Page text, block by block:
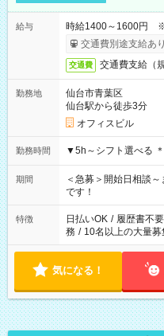
給与
時給1400～1600円
交通費別途支給あり
交通費 交通費支給（
勤務地
仙台市青葉区
仙台駅から徒歩3分
オフィスビル
勤務時間
期間
＜急募＞開始日相談
です！
特徴 日払いOK / 履歴書不要
務 / 10名以上の大量募
気になる！